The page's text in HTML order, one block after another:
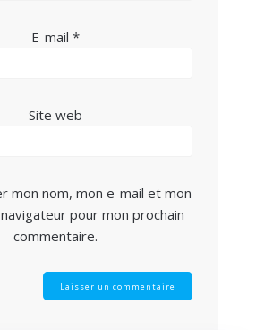
E-mail *
Site web
mon nom, mon e-mail et mon
pour mon prochain
commentaire.